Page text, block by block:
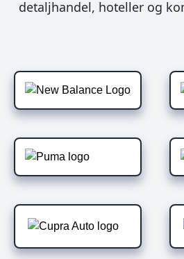
detaljhandel, hoteller og